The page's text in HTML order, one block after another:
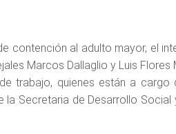
contención al adulto mayor, el
Marcos Dallaglio y Luis Flores
trabajo, quienes están a cargo
la Secretaria de Desarrollo Social